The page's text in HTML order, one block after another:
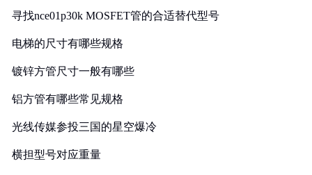
寻找nce01p30k MOSFET管的合适替代型号
电梯的尺寸有哪些规格
镀锌方管尺寸一般有哪些
铝方管有哪些常见规格
光线传媒参投三国的星空爆冷
横担型号对应重量